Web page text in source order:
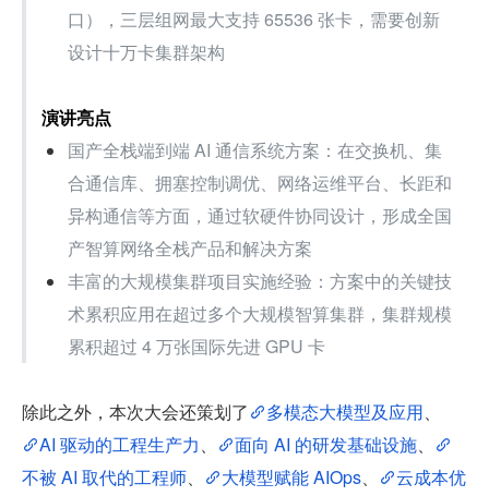
口），三层组网最大支持 65536 张卡，需要创新
设计十万卡集群架构
演讲亮点
国产全栈端到端 AI 通信系统方案：在交换机、集
合通信库、拥塞控制调优、网络运维平台、长距和
异构通信等方面，通过软硬件协同设计，形成全国
产智算网络全栈产品和解决方案
丰富的大规模集群项目实施经验：方案中的关键技
术累积应用在超过多个大规模智算集群，集群规模
累积超过 4 万张国际先进 GPU 卡
除此之外，本次大会还策划了 多模态大模型及应用、
AI 驱动的工程生产力、 面向 AI 的研发基础设施、
不被 AI 取代的工程师、 大模型赋能 AIOps、
云成本优